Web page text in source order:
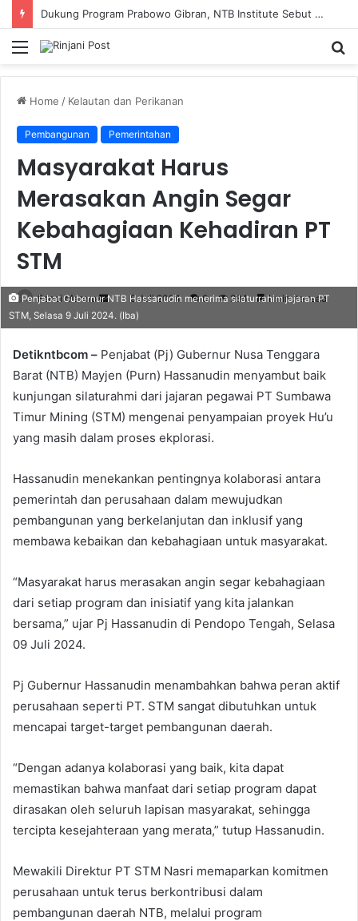
Dukung Program Prabowo Gibran, NTB Institute Sebut MBG dan Kopdes Solusi Percepatan Pembangunan Daerah 3T
Menu
Home / Kelautan dan Perikanan
Pembangunan Pemerintahan
Masyarakat Harus
Merasakan Angin Segar
Kebahagiaan Kehadiran PT
STM
Fendi Marero
Send
an
9 Juli 2024 0 284 1 minute read
Penjabat Gubernur NTB Hassanudin menerima silaturrahim jajaran PT
STM, Selasa 9 Juli 2024. (Iba)
Detikntbcom – Penjabat (Pj) Gubernur Nusa Tenggara
Barat (NTB) Mayjen (Purn) Hassanudin menyambut baik
kunjungan silaturahmi dari jajaran pegawai PT Sumbawa
Timur Mining (STM) mengenai penyampaian proyek Hu’u
yang masih dalam proses ekplorasi.
Hassanudin menekankan pentingnya kolaborasi antara
pemerintah dan perusahaan dalam mewujudkan
pembangunan yang berkelanjutan dan inklusif yang
membawa kebaikan dan kebahagiaan untuk masyarakat.
“Masyarakat harus merasakan angin segar kebahagiaan
dari setiap program dan inisiatif yang kita jalankan
bersama,” ujar Pj Hassanudin di Pendopo Tengah, Selasa
09 Juli 2024.
Pj Gubernur Hassanudin menambahkan bahwa peran aktif
perusahaan seperti PT. STM sangat dibutuhkan untuk
mencapai target-target pembangunan daerah.
“Dengan adanya kolaborasi yang baik, kita dapat
memastikan bahwa manfaat dari setiap program dapat
dirasakan oleh seluruh lapisan masyarakat, sehingga
tercipta kesejahteraan yang merata,” tutup Hassanudin.
Mewakili Direktur PT STM Nasri memaparkan komitmen
perusahaan untuk terus berkontribusi dalam
pembangunan daerah NTB, melalui program